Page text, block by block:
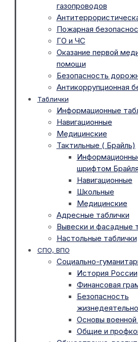
газопроводов
Пожарная
ГО и ЧС
Оказание первой
помощи
Безопасность
Антикоррупционная
Таблички
Информационные
Навигационные
Медицинские
Тактильные ( Брайль)
шрифтом Брайля
Навигационные
Школьные
Медицинские
Адресные таблички
Вывески и фасадные
Настольные таблички
СПО, ВПО
Социально-
История России
Финансовая
Безопасность
Основы
Общие и